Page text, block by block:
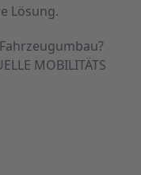
Lösung.
MOBILITÄTS